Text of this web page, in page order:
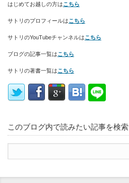
はじめてお越しの方はこちら
サトリのプロフィールはこちら
サトリのYouTubeチャンネルはこちら
ブログの記事一覧はこちら
サトリの著書一覧はこちら
このブログ内で読みたい記事を検索